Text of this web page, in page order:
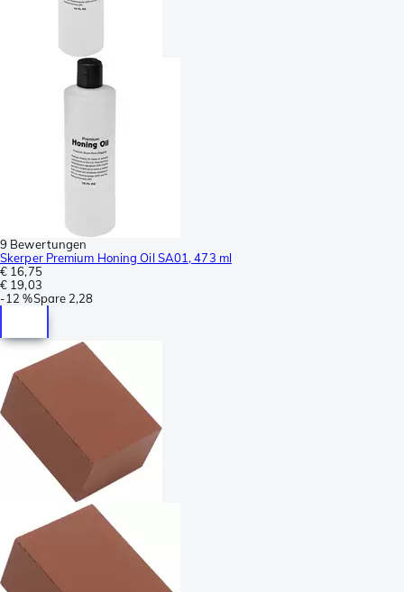
9 Bewertungen
Skerper Premium Honing Oil SA01, 473 ml
€ 16,75
€ 19,03
-12 %Spare 2,28